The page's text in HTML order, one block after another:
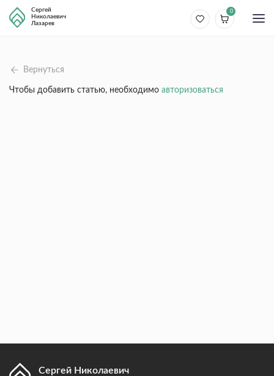
Сергей
Николаевич
Лазарев
0
Вернуться
Чтобы добавить статью, необходимо авторизоваться
Сергей Николаевич